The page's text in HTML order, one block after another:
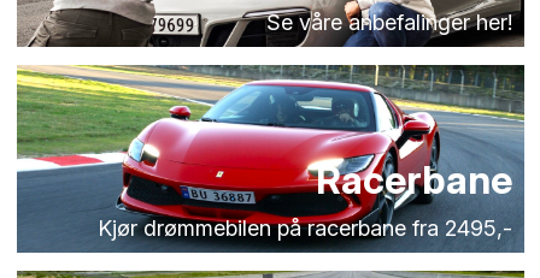
Se våre anbefalinger her!
Racerbane
Kjør drømmebilen på racerbane fra 2495,-